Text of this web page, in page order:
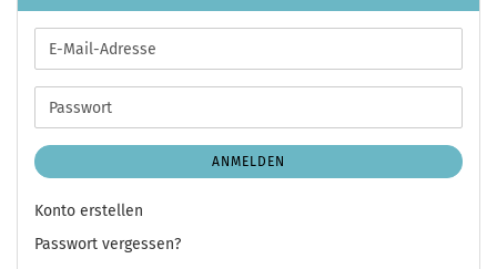
E-
Mail-
Adresse
Passwort
ANMELDEN
Konto erstellen
Passwort vergessen?